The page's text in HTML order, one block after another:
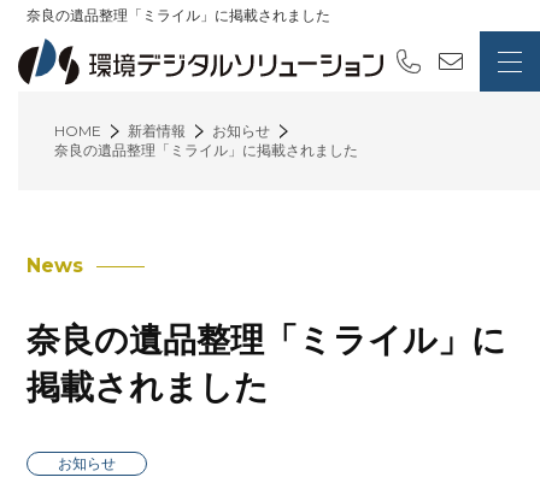
奈良の遺品整理「ミライル」に掲載されました
HOME 新着情報
お知らせ
奈良の遺品整理「ミライル」に掲載されました
News
奈良の遺品整理「ミライル」に
掲載されました
お知らせ